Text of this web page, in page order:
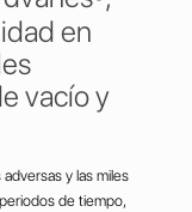
en
vacío y
y las miles
de tiempo,